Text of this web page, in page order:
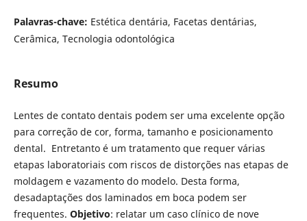
Palavras-chave: Estética dentária, Facetas dentárias,
Cerâmica, Tecnologia odontológica
Resumo
Lentes de contato dentais podem ser uma excelente opção
para correção de cor, forma, tamanho e posicionamento
dental. Entretanto é um tratamento que requer várias
etapas laboratoriais com riscos de distorções nas etapas de
moldagem e vazamento do modelo. Desta forma,
desadaptações dos laminados em boca podem ser
frequentes. Objetivo: relatar um caso clínico de nove